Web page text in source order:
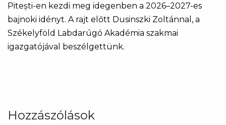
Pitești-en kezdi meg idegenben a 2026–2027-es
bajnoki idényt. A rajt előtt Dusinszki Zoltánnal, a
Székelyföld Labdarúgó Akadémia szakmai
igazgatójával beszélgettünk.
Hozzászólások